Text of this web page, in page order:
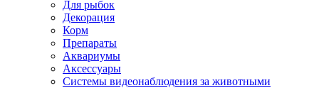
Для рыбок
Декорация
Корм
Препараты
Аквариумы
Аксессуары
Cистемы видеонаблюдения за животными